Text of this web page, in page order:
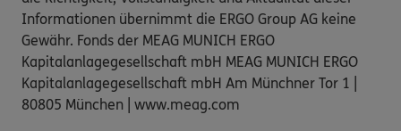
Informationen übernimmt die ERGO Group AG keine
Gewähr. Fonds der MEAG MUNICH ERGO
Kapitalanlagegesellschaft mbH MEAG MUNICH ERGO
Kapitalanlagegesellschaft mbH Am Münchner Tor 1 |
80805 München | www.meag.com